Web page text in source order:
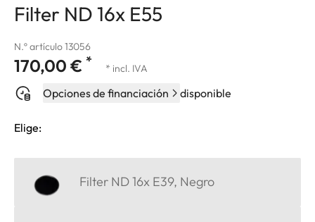
Filter ND 16x E55
N.º artículo 13056
170,00 € * * incl. IVA
Opciones de financiación disponible
Elige:
Filter ND 16x E39, Negro